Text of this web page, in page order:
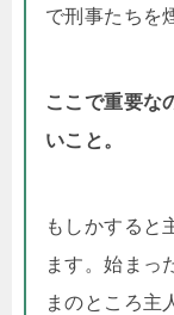
で刑事たちを
ここで重要な
いこと。
もしかすると
ます。始まっ
まのところ主